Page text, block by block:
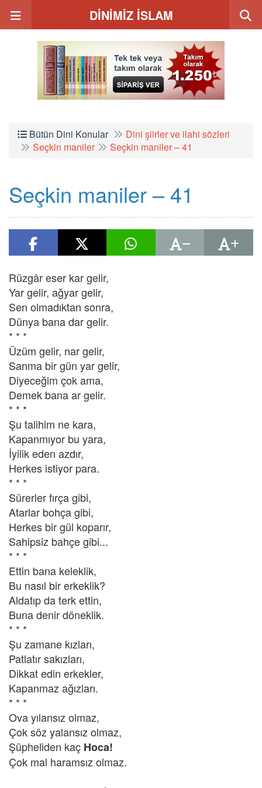
DİNİMİZ İSLAM
Bütün Dini Konular
Dini şiirler ve ilahi sözleri
Seçkin maniler
Seçkin maniler – 41
Seçkin maniler – 41
Rüzgâr eser kar gelir,
Yar gelir, ağyar gelir,
Sen olmadıktan sonra,
Dünya bana dar gelir.
* * *
Üzüm gelir, nar gelir,
Sanma bir gün yar gelir,
Diyeceğim çok ama,
Demek bana ar gelir.
* * *
Şu talihim ne kara,
Kapanmıyor bu yara,
İyilik eden azdır,
Herkes istiyor para.
* * *
Sürerler fırça gibi,
Atarlar bohça gibi,
Herkes bir gül koparır,
Sahipsiz bahçe gibi...
* * *
Ettin bana keleklik,
Bu nasıl bir erkeklik?
Aldatıp da terk ettin,
Buna denir döneklik.
* * *
Şu zamane kızları,
Patlatır sakızları,
Dikkat edin erkekler,
Kapanmaz ağızları.
* * *
Ova yılansız olmaz,
Çok söz yalansız olmaz,
Şüpheliden kaç Hoca!
Çok mal haramsız olmaz.